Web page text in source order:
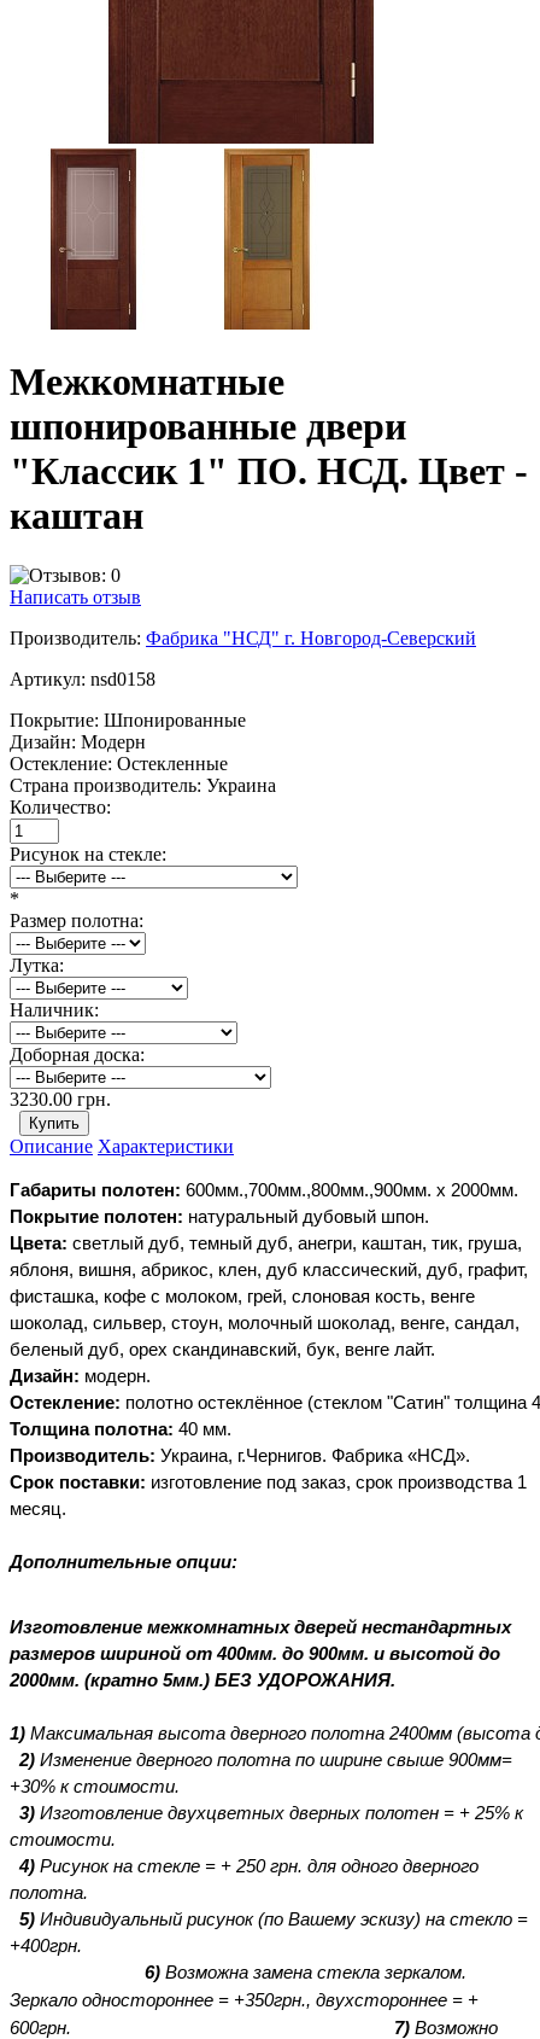
Межкомнатные
шпонированные двери
"Классик 1" ПО. НСД. Цвет -
каштан
Написать отзыв
Производитель: Фабрика "НСД" г. Новгород-Северский
Артикул: nsd0158
Покрытие: Шпонированные
Дизайн: Модерн
Остекление: Остекленные
Страна производитель: Украина
Количество:
Рисунок на стекле:
*
Размер полотна:
Лутка:
Наличник:
Доборная доска:
3230.00 грн.
Описание Характеристики
Габариты полотен: 600мм.,700мм.,800мм.,900мм. х 2000мм.
Покрытие полотен: натуральный дубовый шпон.
Цвета: светлый дуб, темный дуб, анегри, каштан, тик, груша,
яблоня, вишня, абрикос, клен, дуб классический, дуб, графит,
фисташка, кофе с молоком, грей, слоновая кость, венге
шоколад, сильвер, стоун, молочный шоколад, венге, сандал,
беленый дуб, орех скандинавский, бук, венге лайт.
Дизайн: модерн.
Остекление: полотно остеклённое (стеклом "Сатин" толщина 4
Толщина полотна: 40 мм.
Производитель: Украина, г.Чернигов. Фабрика «НСД».
Срок поставки: изготовление под заказ, срок производства 1
месяц.
Дополнительные опции:
Изготовление межкомнатных дверей нестандартных
размеров шириной от 400мм. до 900мм. и высотой до
2000мм. (кратно 5мм.) БЕЗ УДОРОЖАНИЯ.
1) Максимальная высота дверного полотна 2400мм (высота
2) Изменение дверного полотна по ширине свыше 900мм=
+30% к стоимости.
3) Изготовление двухцветных дверных полотен = + 25% к
стоимости.
4) Рисунок на стекле = + 250 грн. для одного дверного
полотна.
5) Индивидуальный рисунок(по Вашему эскизу) на стекло =
+400грн.
6) Возможна замена стекла зеркалом.
Зеркало одностороннее = +350грн., двухстороннее = +
600грн. 7) Возможно